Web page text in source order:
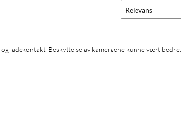
Relevans
og ladekontakt. Beskyttelse av kameraene kunne vært bedre.